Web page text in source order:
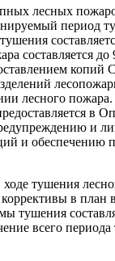
лесных
период
составляется до
копий
лесного
в
и
и обеспечению
тушения
в план
тушения
всего